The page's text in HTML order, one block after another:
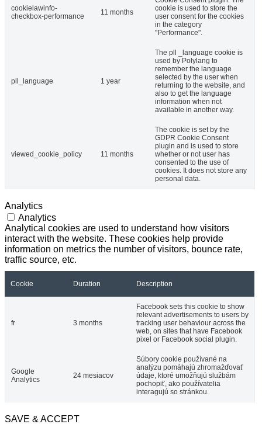
cookielawinfo-
checkbox-performance
11 months
cookie is used to store the
user consent for the cookies
in the category
"Performance".
pll_language 1 year
The pll _language cookie is
used by Polylang to
remember the language
selected by the user when
returning to the website, and
also to get the language
information when not
available in another way.
viewed_cookie_policy 11 months
The cookie is set by the
GDPR Cookie Consent
plugin and is used to store
whether or not user has
consented to the use of
cookies. It does not store any
personal data.
Analytics
Analytics
Analytical cookies are used to understand how visitors
interact with the website. These cookies help provide
information on metrics the number of visitors, bounce rate,
traffic source, etc.
Cookie Duration Description
fr 3 months
Facebook sets this cookie to show
relevant advertisements to users by
tracking user behaviour across the
web, on sites that have Facebook
pixel or Facebook social plugin.
Google
Analytics
24 mesiacov
Súbory cookie používané na
analýzu pomáhajú zhromažďovať
údaje, ktoré umožňujú službám
pochopiť, ako používatelia
interagujú so stránkou.
SAVE & ACCEPT